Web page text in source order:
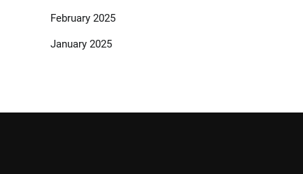
February 2025
January 2025